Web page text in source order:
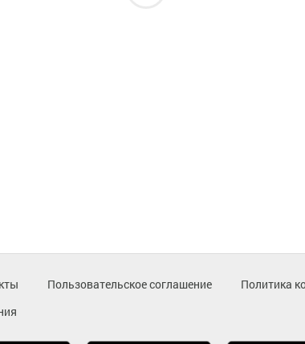
Пользовательское соглашение
Политика